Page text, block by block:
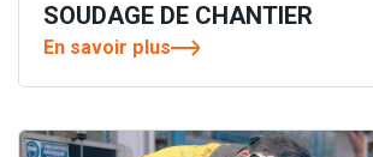
SOUDAGE DE CHANTIER
En savoir plus